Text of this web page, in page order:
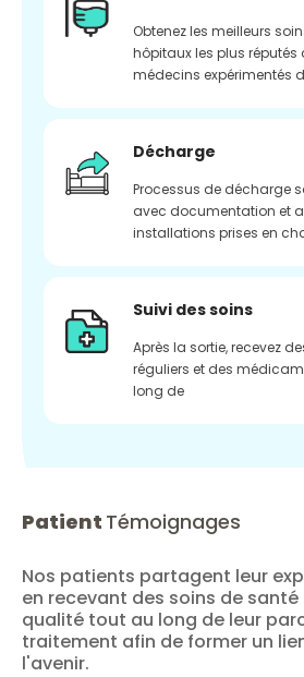
Obtenez les meilleurs
hôpitaux les plus réputés
médecins expérimentés
Décharge
Processus de décharge
avec documentation et
installations prises en
Suivi des soins
Après la sortie, recevez
réguliers et des
long de
Patient Témoignages
Nos patients partagent leur
en recevant des soins de
qualité tout au long de leur
traitement afin de former un
l'avenir.